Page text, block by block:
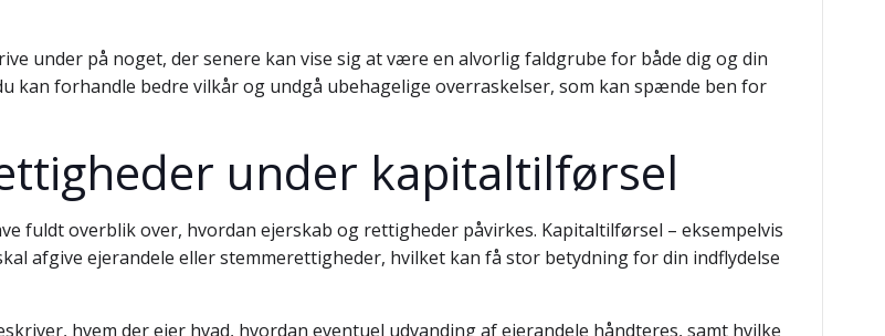
under på noget, der senere kan vise sig at være en alvorlig faldgrube for både dig og din
kan forhandle bedre vilkår og undgå ubehagelige overraskelser, som kan spænde ben for
under kapitaltilførsel
fuldt overblik over, hvordan ejerskab og rettigheder påvirkes. Kapitaltilførsel – eksempelvis
afgive ejerandele eller stemmerettigheder, hvilket kan få stor betydning for din indflydelse
hvem der ejer hvad, hvordan eventuel udvanding af ejerandele håndteres, samt hvilke